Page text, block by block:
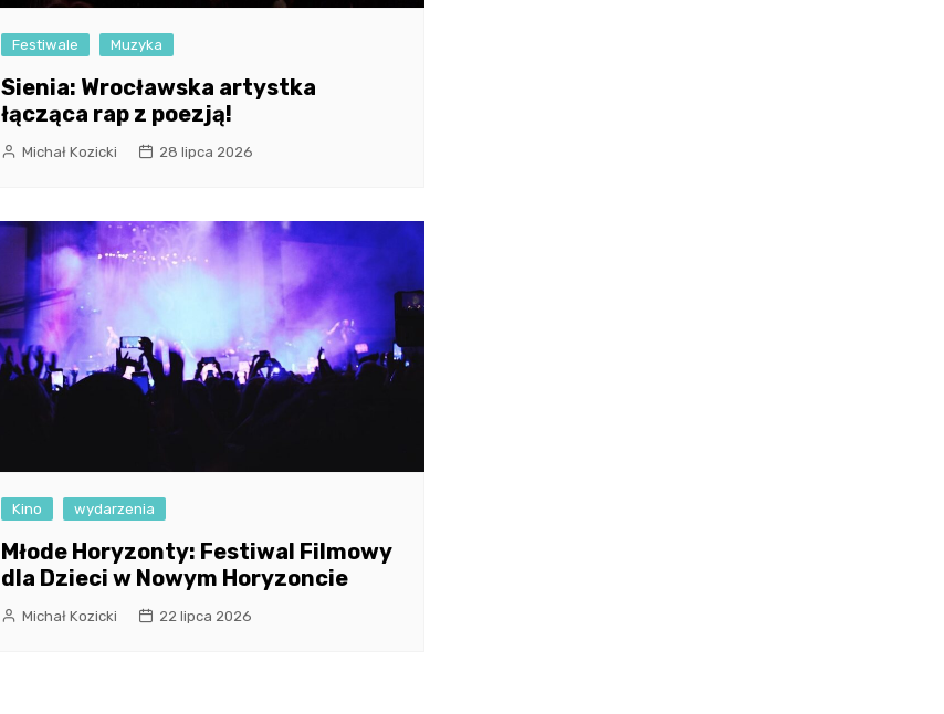
Festiwale Muzyka
Sienia: Wrocławska artystka
łącząca rap z poezją!
Michał Kozicki 28 lipca 2026
Kino wydarzenia
Młode Horyzonty: Festiwal Filmowy
dla Dzieci w Nowym Horyzoncie
Michał Kozicki 22 lipca 2026